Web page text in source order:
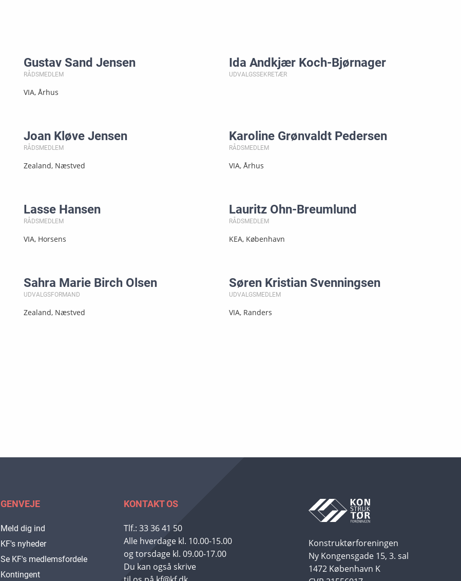
Gustav Sand Jensen
RÅDSMEDLEM
VIA, Århus
Ida Andkjær Koch-Bjørnager
UDVALGSSEKRETÆR
Joan Kløve Jensen
RÅDSMEDLEM
Zealand, Næstved
Karoline Grønvaldt Pedersen
RÅDSMEDLEM
VIA, Århus
Lasse Hansen
RÅDSMEDLEM
VIA, Horsens
Lauritz Ohn-Breumlund
RÅDSMEDLEM
KEA, København
Sahra Marie Birch Olsen
UDVALGSFORMAND
Zealand, Næstved
Søren Kristian Svenningsen
UDVALGSMEDLEM
VIA, Randers
GENVEJE
Meld dig ind
KF's nyheder
Se KF's medlemsfordele
Kontingent
KONTAKT OS
Tlf.: 33 36 41 50
Alle hverdage kl. 10.00-15.00
og torsdage kl. 09.00-17.00
Du kan også skrive
Konstruktørforeningen
Ny Kongensgade 15, 3. sal
1472 København K